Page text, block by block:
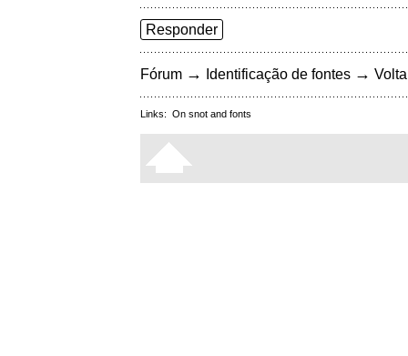
Responder
Fórum → Identificação de fontes →
Links: On snot and fonts